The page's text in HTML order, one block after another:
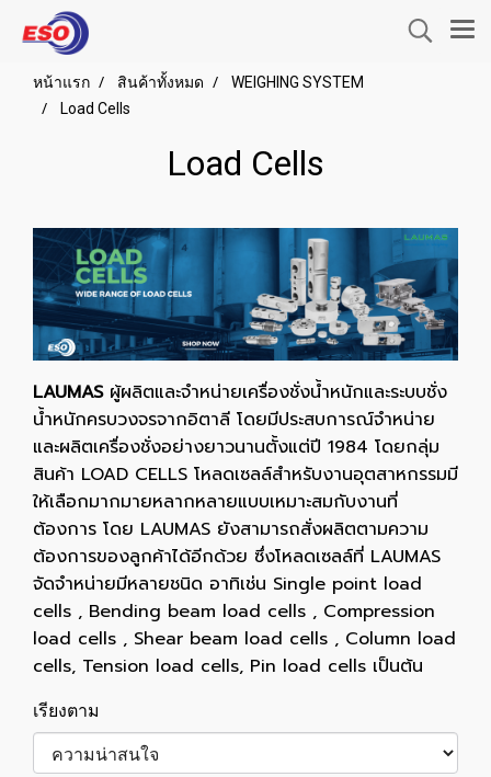
หน้าแรก สินค้าทั้งหมด
WEIGHING SYSTEM
Load Cells
Load Cells
LAUMASผู้ผลิตและจำหน่ายเครื่องชั่งน้ำหนักและระบบชั่ง
น้ำหนักครบวงจรจากอิตาลี โดยมีประสบการณ์จำหน่าย
และผลิตเครื่องชั่งอย่างยาวนานตั้งแต่ปี 1984 โดยกลุ่ม
สินค้า LOAD CELLS โหลดเซลล์สำหรับงานอุตสาหกรรมมี
ให้เลือกมากมายหลากหลายแบบเหมาะสมกับงานที่
ต้องการ โดย LAUMAS ยังสามารถสั่งผลิตตามความ
ต้องการของลูกค้าได้อีกด้วย ซึ่งโหลดเซลล์ที่ LAUMAS
จัดจำหน่ายมีหลายชนิด อาทิเช่น Single point load
cells , Bending beam load cells , Compression
load cells , Shear beam load cells , Column load
cells, Tension load cells, Pin load cells เป็นต้น
เรียงตาม